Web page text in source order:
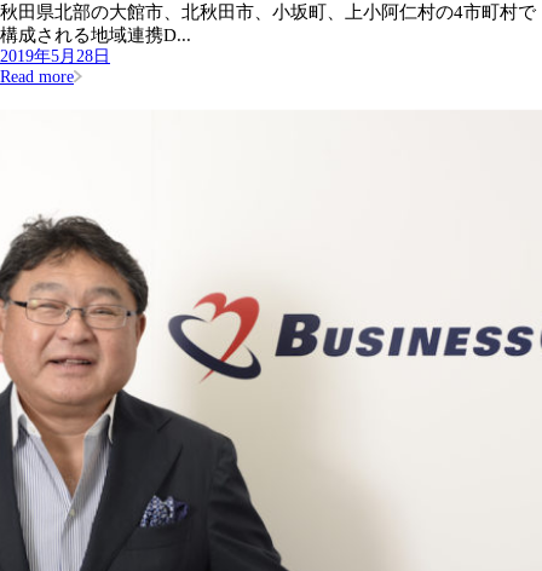
秋田県北部の大館市、北秋田市、小坂町、上小阿仁村の4市町村で
構成される地域連携D...
2019年5月28日
Read more